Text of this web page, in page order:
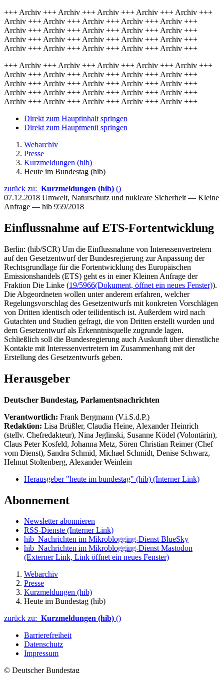
+++ Archiv +++ Archiv +++ Archiv +++ Archiv +++ Archiv +++
Archiv +++ Archiv +++ Archiv +++ Archiv +++ Archiv +++
Archiv +++ Archiv +++ Archiv +++ Archiv +++ Archiv +++
Archiv +++ Archiv +++ Archiv +++ Archiv +++ Archiv +++
Archiv +++ Archiv +++ Archiv +++ Archiv +++ Archiv +++
+++ Archiv +++ Archiv +++ Archiv +++ Archiv +++ Archiv +++
Archiv +++ Archiv +++ Archiv +++ Archiv +++ Archiv +++
Archiv +++ Archiv +++ Archiv +++ Archiv +++ Archiv +++
Archiv +++ Archiv +++ Archiv +++ Archiv +++ Archiv +++
Archiv +++ Archiv +++ Archiv +++ Archiv +++ Archiv +++
Direkt zum Hauptinhalt springen
Direkt zum Hauptmenü springen
Webarchiv
Presse
Kurzmeldungen (hib)
Heute im Bundestag (hib)
zurück zu: Kurzmeldungen (hib) ()
07.12.2018 Umwelt, Naturschutz und nukleare Sicherheit — Kleine
Anfrage — hib 959/2018
Einflussnahme auf ETS-Fortentwicklung
Berlin: (hib/SCR) Um die Einflussnahme von Interessenvertretern
auf den Gesetzentwurf der Bundesregierung zur Anpassung der
Rechtsgrundlage für die Fortentwicklung des Europäischen
Emissionshandels (ETS) geht es in einer Kleinen Anfrage der
Fraktion Die Linke (19/5966(Dokument, öffnet ein neues Fenster)).
Die Abgeordneten wollen unter anderem erfahren, welcher
Regelungsvorschlag des Gesetzentwurfs mit konkreten Vorschlägen
von Dritten identisch oder teilidentisch ist. Außerdem wird nach
Gutachten und Studien gefragt, die von Dritten erstellt wurden und
dem Gesetzentwurf als Erkenntnisquelle zugrunde lagen.
Schließlich soll die Bundesregierung auch Auskunft über dienstliche
Kontakte mit Interessenvertretern im Zusammenhang mit der
Erstellung des Gesetzentwurfs geben.
Herausgeber
Deutscher Bundestag, Parlamentsnachrichten
Verantwortlich: Frank Bergmann (V.i.S.d.P.)
Redaktion: Lisa Brüßler, Claudia Heine, Alexander Heinrich
(stellv. Chefredakteur), Nina Jeglinski, Susanne Ködel (Volontärin),
Claus Peter Kosfeld, Johanna Metz, Sören Christian Reimer (Chef
vom Dienst), Sandra Schmid, Michael Schmidt, Denise Schwarz,
Helmut Stoltenberg, Alexander Weinlein
Herausgeber "heute im bundestag" (hib) (Interner Link)
Abonnement
Newsletter abonnieren
RSS-Dienste (Interner Link)
hib_Nachrichten im Mikroblogging-Dienst BlueSky
hib_Nachrichten im Mikroblogging-Dienst Mastodon
(Externer Link, Link öffnet ein neues Fenster)
Webarchiv
Presse
Kurzmeldungen (hib)
Heute im Bundestag (hib)
zurück zu: Kurzmeldungen (hib) ()
Barrierefreiheit
Datenschutz
Impressum
© Deutscher Bundestag